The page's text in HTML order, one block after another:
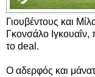
Γιουβέντους και
Γκονσάλο Ιγκουαΐν,
το deal.
Ο αδερφός και